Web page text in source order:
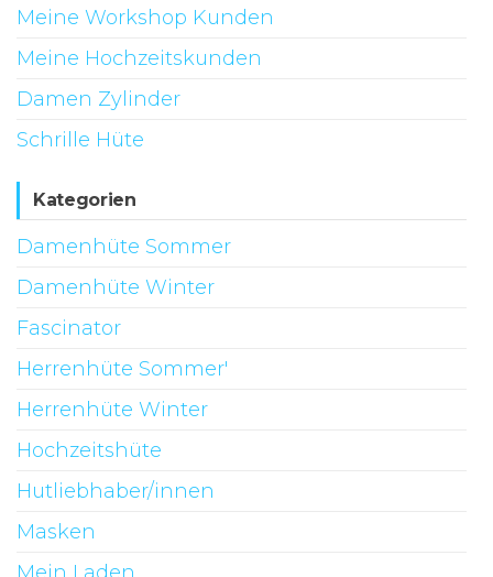
Meine Workshop Kunden
Meine Hochzeitskunden
Damen Zylinder
Schrille Hüte
Kategorien
Damenhüte Sommer
Damenhüte Winter
Fascinator
Herrenhüte Sommer'
Herrenhüte Winter
Hochzeitshüte
Hutliebhaber/innen
Masken
Mein Laden